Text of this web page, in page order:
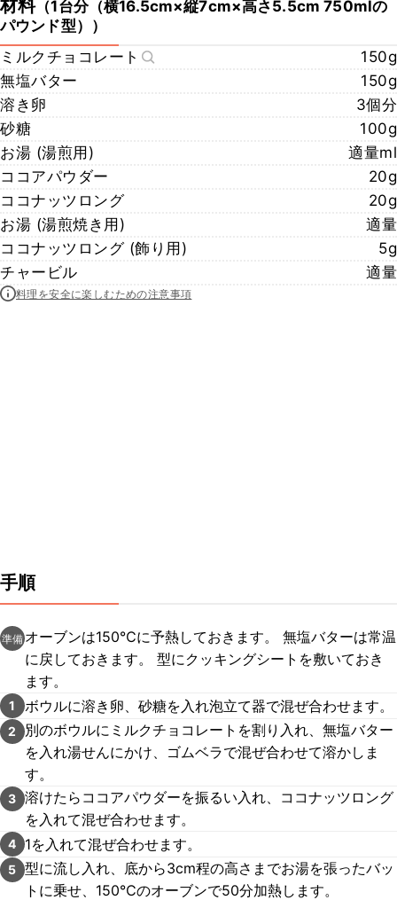
材料（1台分（横16.5cm×縦7cm×高さ5.5cm 750mlの
パウンド型） ）
ミルクチョコレート
150g
無塩バター
150g
溶き卵
3個分
砂糖
100g
お湯 (湯煎用)
適量ml
ココアパウダー
20g
ココナッツロング
20g
お湯 (湯煎焼き用)
適量
ココナッツロング (飾り用)
5g
チャービル
適量
料理を安全に楽しむための注意事項
手順
準備 オーブンは150℃に予熱しておきます。 無塩バターは常温
に戻しておきます。 型にクッキングシートを敷いておき
ます。
1 ボウルに溶き卵、砂糖を入れ泡立て器で混ぜ合わせます。
2
別のボウルにミルクチョコレートを割り入れ、無塩バター
を入れ湯せんにかけ、ゴムベラで混ぜ合わせて溶かしま
す。
3 溶けたらココアパウダーを振るい入れ、ココナッツロング
を入れて混ぜ合わせます。
4 1を入れて混ぜ合わせます。
5 型に流し入れ、底から3cm程の高さまでお湯を張ったバッ
トに乗せ、150℃のオーブンで50分加熱します。